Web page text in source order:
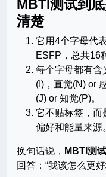
MBTI测试到
清楚
它用4个字母代
ESFP，总共16
每个字母都有含
(I)，直觉(N) or
(J) or 知觉(P)。
它不贴标签，而
偏好和能量来源
换句话说， MBTI测试
回答：“我该怎么更